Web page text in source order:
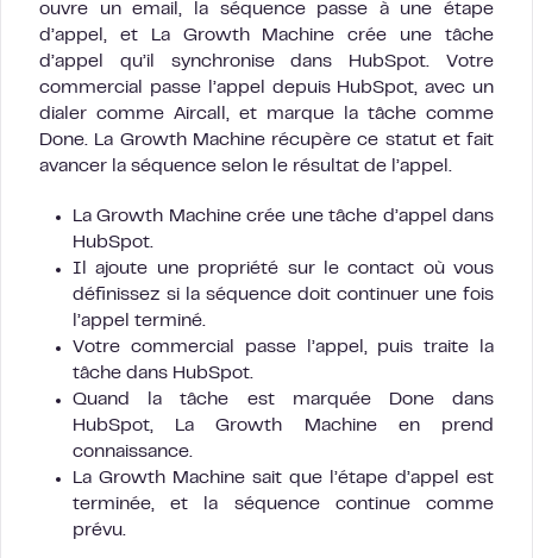
ouvre un email, la séquence passe à une étape
d’appel, et La Growth Machine crée une tâche
d’appel qu’il synchronise dans HubSpot. Votre
commercial passe l’appel depuis HubSpot, avec un
dialer comme Aircall, et marque la tâche comme
Done. La Growth Machine récupère ce statut et fait
avancer la séquence selon le résultat de l’appel.
La Growth Machine crée une tâche d’appel dans
HubSpot.
Il ajoute une propriété sur le contact où vous
définissez si la séquence doit continuer une fois
l’appel terminé.
Votre commercial passe l’appel, puis traite la
tâche dans HubSpot.
Quand la tâche est marquée Done dans
HubSpot, La Growth Machine en prend
connaissance.
La Growth Machine sait que l’étape d’appel est
terminée, et la séquence continue comme
prévu.